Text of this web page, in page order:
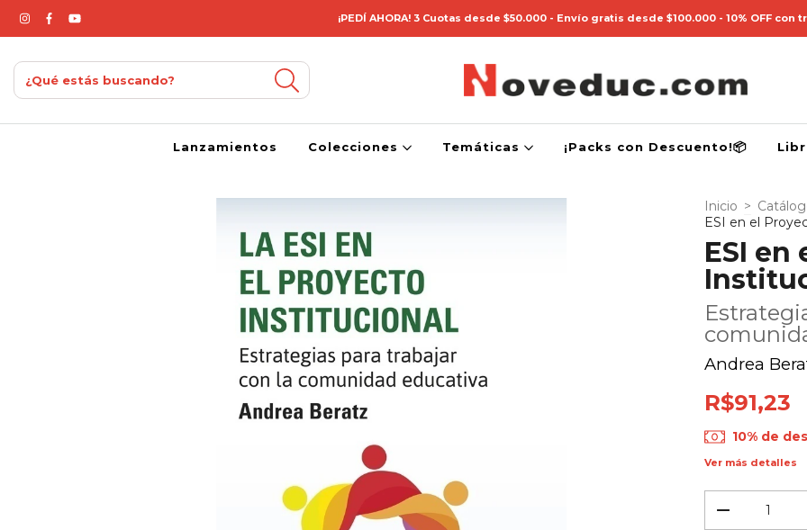
¡PEDÍ AHORA! 3 Cuotas desde $50.000 - Envío gratis desde $100.000 - 10% OFF con
Lanzamientos Colecciones Temáticas ¡Packs con Descuento!📦
Inicio >
ESI en el
ESI en
Andrea
R$91,23
10% de
Ver más detalles